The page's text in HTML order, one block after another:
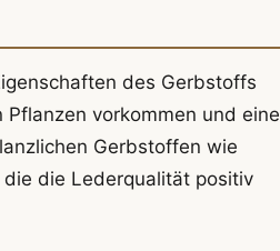
des Gerbstoffs
vorkommen und eine
Gerbstoffen wie
die Lederqualität positiv